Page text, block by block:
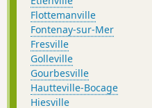
Flottemanville
Fontenay-sur-Mer
Fresville
Golleville
Gourbesville
Hautteville-Bocage
Hiesville